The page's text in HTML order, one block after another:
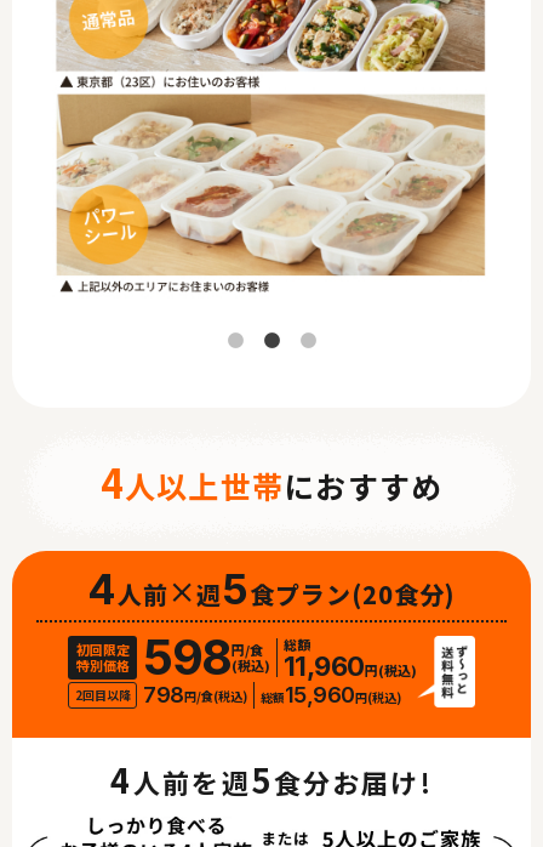
4人以上世帯におすすめ
4人前×週5食プラン(20食分)
初回限定
特別価格
598円/食
(税込)
総額
11,960円(税込)
2回目以降 798円/食(税込) 総額15,960円(税込)
4人前を週5食分お届け!